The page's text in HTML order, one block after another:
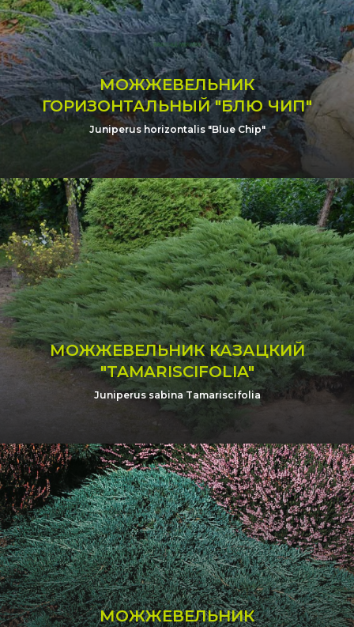
МОЖЖЕВЕЛЬНИК
ГОРИЗОНТАЛЬНЫЙ "БЛЮ ЧИП"
Juniperus horizontalis "Blue Chip"
МОЖЖЕВЕЛЬНИК КАЗАЦКИЙ
"TAMARISCIFOLIA"
Juniperus sabina Tamariscifolia
МОЖЖЕВЕЛЬНИК